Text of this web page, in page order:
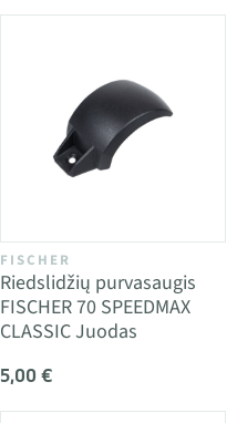
FISCHER
Riedslidžių purvasaugis
FISCHER 70 SPEEDMAX
CLASSIC Juodas
5,00 €